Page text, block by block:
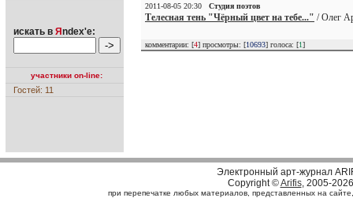
искать в Я ndex'е:
участники on-line:
Гостей: 11
2011-08-05 20:30
Студия поэтов
Телесная тень "Чёрный цвет на тебе..." / Олег
комментарии: [4] просмотры: [10693] голоса: [1]
Электронный арт-журнал
Copyright ©Arifis, 2005-2026
при перепечатке любых материалов, представленных на